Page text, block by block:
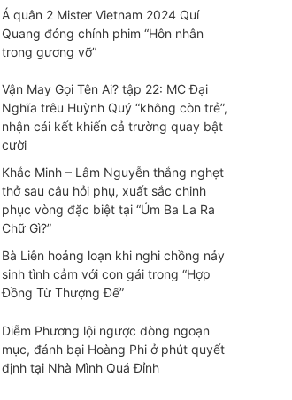
Á quân 2 Mister Vietnam 2024 Quí
Quang đóng chính phim “Hôn nhân
trong gương vỡ”
Vận May Gọi Tên Ai? tập 22: MC Đại
Nghĩa trêu Huỳnh Quý “không còn trẻ”,
nhận cái kết khiến cả trường quay bật
cười
Khắc Minh – Lâm Nguyễn thắng nghẹt
thở sau câu hỏi phụ, xuất sắc chinh
phục vòng đặc biệt tại “Úm Ba La Ra
Chữ Gì?”
Bà Liên hoảng loạn khi nghi chồng nảy
sinh tình cảm với con gái trong “Hợp
Đồng Từ Thượng Đế”
Diễm Phương lội ngược dòng ngoạn
mục, đánh bại Hoàng Phi ở phút quyết
định tại Nhà Mình Quá Đỉnh